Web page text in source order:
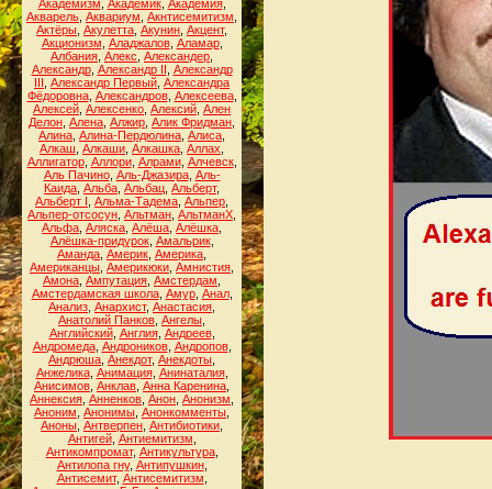
Академизм Академик, Академия,
Акварель Аквариум Акнтисемитизм
Актёры Акулетта Акунин Акцент,
Акционизм Аладжалов, Аламар,
Албания Алекс Александер
Александр, Александр II Александр
III Александр Первый Александра
Фёдоровна, Александров, Алексеева,
Алексей Алексенко Алексий Ален
Делон Алена Алжир Алик Фридман
Алина Алина-Пердюлина Алиса
Алкаш Алкаши Алкашка Аллах
Аллигатор, Аллори, Алрами, Алчевск,
Аль Пачино, Аль-Джазира, Аль-
Каида Альба Альбац Альберт,
Альберт I Альма-Тадема Альпер
Альпер-отсосун Альтман АльтманХ
Альфа Аляска Алёша Алёшка
Алёшка-придурок, Амальрик,
Аманда Америк Америка
Американцы Америкюки Амнистия
Амона Ампутация Амстердам
Амстердамская школа, Амур, Анал,
Анализ Анархист, Анастасия
Анатолий Панков Ангелы
Английский, Англия, Андреев,
Андромеда, Андроников, Андропов,
Андрюша Анекдот, Анекдоты
Анжелика, Анимация, Анинаталия,
Анисимов Анклав Анна Каренина
Аннексия Анненков Анон Анонизм
Аноним Анонимы Анонкомменты
Аноны Антверпен Антибиотики
Антигей, Антиемитизм
Антикомпромат, Антикультура,
Антилопа гну, Антипушкин,
Антисемит, Антисемитизм